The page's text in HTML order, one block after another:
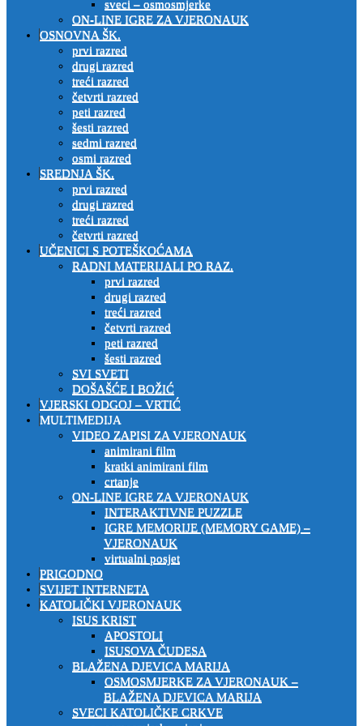
sveci – osmosmjerke
ON-LINE IGRE ZA VJERONAUK
OSNOVNA ŠK.
prvi razred
drugi razred
treći razred
četvrti razred
peti razred
šesti razred
sedmi razred
osmi razred
SREDNJA ŠK.
prvi razred
drugi razred
treći razred
četvrti razred
UČENICI S POTEŠKOĆAMA
RADNI MATERIJALI PO RAZ.
prvi razred
drugi razred
treći razred
četvrti razred
peti razred
šesti razred
SVI SVETI
DOŠAŠĆE I BOŽIĆ
VJERSKI ODGOJ – VRTIĆ
MULTIMEDIJA
VIDEO ZAPISI ZA VJERONAUK
animirani film
kratki animirani film
crtanje
ON-LINE IGRE ZA VJERONAUK
INTERAKTIVNE PUZZLE
IGRE MEMORIJE (MEMORY GAME) –
VJERONAUK
virtualni posjet
PRIGODNO
SVIJET INTERNETA
KATOLIČKI VJERONAUK
ISUS KRIST
APOSTOLI
ISUSOVA ČUDESA
BLAŽENA DJEVICA MARIJA
OSMOSMJERKE ZA VJERONAUK –
BLAŽENA DJEVICA MARIJA
SVECI KATOLIČKE CRKVE